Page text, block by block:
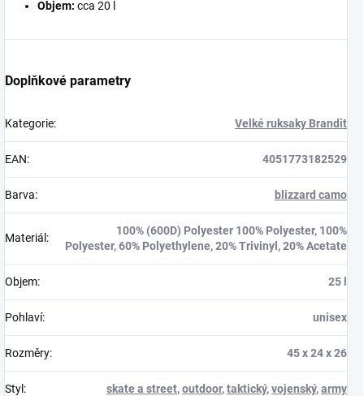
Objem: cca 20 l
Doplňkové parametry
Kategorie: Velké ruksaky Brandit
EAN: 4051773182529
Barva: blizzard camo
Materiál :
100% (600D) Polyester 100% Polyester, 100%
Polyester, 60% Polyethylene, 20% Trivinyl, 20% Acetate
Objem: 25 l
Pohlaví: unisex
Rozměry: 45 x 24 x 26
Styl : skate a street,outdoor,taktický,vojenský,army